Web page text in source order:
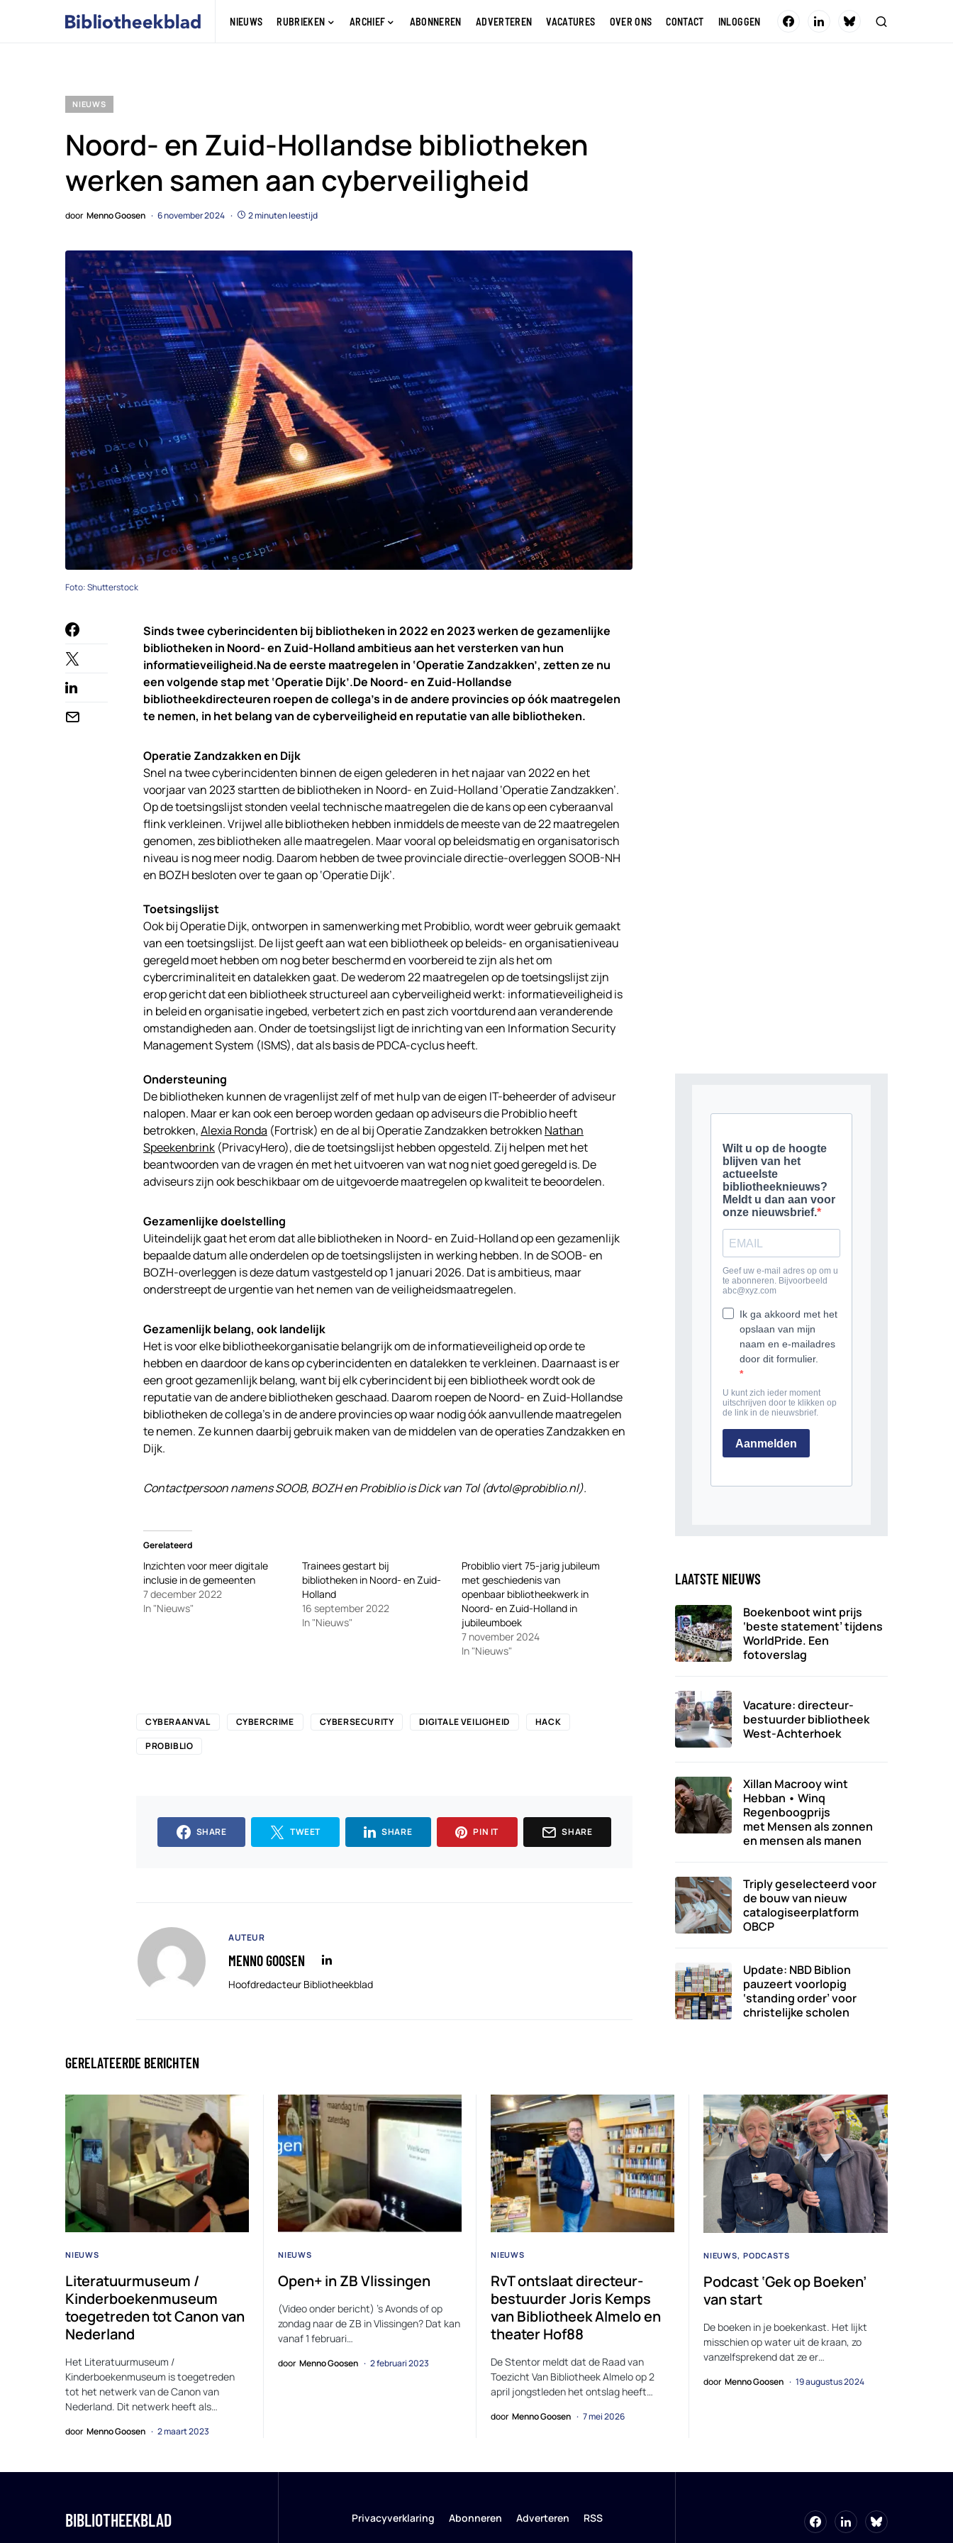
NIEUWS RUBRIEKEN ARCHIEF ABONNEREN ADVERTEREN VACATURES OVER ONS CONTACT INLOGGEN
NIEUWS
Noord- en Zuid-Hollandse bibliotheken
werken samen aan cyberveiligheid
door Menno Goosen 6 november 2024 2 minuten leestijd
Foto: Shutterstock
Sinds twee cyberincidenten bij bibliotheken in 2022 en 2023 werken de gezamenlijke
bibliotheken in Noord- en Zuid-Holland ambitieus aan het versterken van hun
informatieveiligheid.Na de eerste maatregelen in ‘Operatie Zandzakken’, zetten ze nu
een volgende stap met ‘Operatie Dijk’.De Noord- en Zuid-Hollandse
bibliotheekdirecteuren roepen de collega’s in de andere provincies op óók maatregelen
te nemen, in het belang van de cyberveiligheid en reputatie van alle bibliotheken.
Operatie Zandzakken en Dijk
Snel na twee cyberincidenten binnen de eigen gelederen in het najaar van 2022 en het
voorjaar van 2023 startten de bibliotheken in Noord- en Zuid-Holland ‘Operatie Zandzakken’.
Op de toetsingslijst stonden veelal technische maatregelen die de kans op een cyberaanval
flink verkleinen. Vrijwel alle bibliotheken hebben inmiddels de meeste van de 22 maatregelen
genomen, zes bibliotheken alle maatregelen. Maar vooral op beleidsmatig en organisatorisch
niveau is nog meer nodig. Daarom hebben de twee provinciale directie-overleggen SOOB-NH
en BOZH besloten over te gaan op ‘Operatie Dijk’.
Toetsingslijst
Ook bij Operatie Dijk, ontworpen in samenwerking met Probiblio, wordt weer gebruik gemaakt
van een toetsingslijst. De lijst geeft aan wat een bibliotheek op beleids- en organisatieniveau
geregeld moet hebben om nog beter beschermd en voorbereid te zijn als het om
cybercriminaliteit en datalekken gaat. De wederom 22 maatregelen op de toetsingslijst zijn
erop gericht dat een bibliotheek structureel aan cyberveiligheid werkt: informatieveiligheid is
in beleid en organisatie ingebed, verbetert zich en past zich voortdurend aan veranderende
omstandigheden aan. Onder de toetsingslijst ligt de inrichting van een Information Security
Management System (ISMS), dat als basis de PDCA-cyclus heeft.
Ondersteuning
De bibliotheken kunnen de vragenlijst zelf of met hulp van de eigen IT-beheerder of adviseur
nalopen. Maar er kan ook een beroep worden gedaan op adviseurs die Probiblio heeft
betrokken,Alexia Ronda (Fortrisk) en de al bij Operatie Zandzakken betrokken Nathan
Speekenbrink (PrivacyHero), die de toetsingslijst hebben opgesteld. Zij helpen met het
beantwoorden van de vragen én met het uitvoeren van wat nog niet goed geregeld is. De
adviseurs zijn ook beschikbaar om de uitgevoerde maatregelen op kwaliteit te beoordelen.
Gezamenlijke doelstelling
Uiteindelijk gaat het erom dat alle bibliotheken in Noord- en Zuid-Holland op een gezamenlijk
bepaalde datum alle onderdelen op de toetsingslijsten in werking hebben. In de SOOB- en
BOZH-overleggen is deze datum vastgesteld op 1 januari 2026. Dat is ambitieus, maar
onderstreept de urgentie van het nemen van de veiligheidsmaatregelen.
Gezamenlijk belang, ook landelijk
Het is voor elke bibliotheekorganisatie belangrijk om de informatieveiligheid op orde te
hebben en daardoor de kans op cyberincidenten en datalekken te verkleinen. Daarnaast is er
een groot gezamenlijk belang, want bij elk cyberincident bij een bibliotheek wordt ook de
reputatie van de andere bibliotheken geschaad. Daarom roepen de Noord- en Zuid-Hollandse
bibliotheken de collega’s in de andere provincies op waar nodig óók aanvullende maatregelen
te nemen. Ze kunnen daarbij gebruik maken van de middelen van de operaties Zandzakken en
Dijk.
Contactpersoon namens SOOB, BOZH en Probiblio is Dick van Tol (dvtol@probiblio.nl).
Gerelateerd
Inzichten voor meer digitale
inclusie in de gemeenten
7 december 2022
In "Nieuws"
Trainees gestart bij
bibliotheken in Noord- en Zuid-
Holland
16 september 2022
In "Nieuws"
Probiblio viert 75-jarig jubileum
met geschiedenis van
openbaar bibliotheekwerk in
Noord- en Zuid-Holland in
jubileumboek
7 november 2024
In "Nieuws"
CYBERAANVAL CYBERCRIME CYBERSECURITY DIGITALE VEILIGHEID
HACK
PROBIBLIO
SHARE TWEET SHARE PIN IT SHARE
AUTEUR
MENNO GOOSEN
Hoofdredacteur Bibliotheekblad
LAATSTE NIEUWS
Boekenboot wint prijs
‘beste statement’ tijdens
WorldPride. Een
fotoverslag
Vacature: directeur-
bestuurder bibliotheek
West-Achterhoek
Xillan Macrooy wint
Hebban • Winq
Regenboogprijs
met Mensen als zonnen
en mensen als manen
Triply geselecteerd voor
de bouw van nieuw
catalogiseerplatform
OBCP
Update: NBD Biblion
pauzeert voorlopig
‘standing order’ voor
christelijke scholen
GERELATEERDE BERICHTEN
NIEUWS
Literatuurmuseum /
Kinderboekenmuseum
toegetreden tot Canon van
Nederland
Het Literatuurmuseum /
Kinderboekenmuseum is toegetreden
tot het netwerk van de Canon van
Nederland. Dit netwerk heeft als…
door Menno Goosen 2 maart 2023
NIEUWS
Open+ in ZB Vlissingen
(Video onder bericht) ’s Avonds of op
zondag naar de ZB in Vlissingen? Dat kan
vanaf 1 februari…
door Menno Goosen 2 februari 2023
NIEUWS
RvT ontslaat directeur-
bestuurder Joris Kemps
van Bibliotheek Almelo en
theater Hof88
De Stentor meldt dat de Raad van
Toezicht Van Bibliotheek Almelo op 2
april jongstleden het ontslag heeft…
door Menno Goosen 7 mei 2026
NIEUWS PODCASTS
Podcast ‘Gek op Boeken’
van start
De boeken in je boekenkast. Het lijkt
misschien op water uit de kraan, zo
vanzelfsprekend dat ze er…
door Menno Goosen 19 augustus 2024
BIBLIOTHEEKBLAD Privacyverklaring Abonneren Adverteren RSS